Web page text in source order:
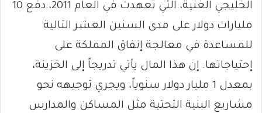
الخليجي الغنية، التي تعهدت في العام 2011، دفع 10
مليارات دولار على مدى السنين العشر التالية
للمساعدة في معالجة إنفاق المملكة على
إحتياجاتها. إن هذا المال يأتي تدريجاً إلى الخزينة،
بمعدل 1 مليار دولار سنوياً، ويجري توجيهه نحو
مشاريع البنية التحتية مثل المساكن والمدارس